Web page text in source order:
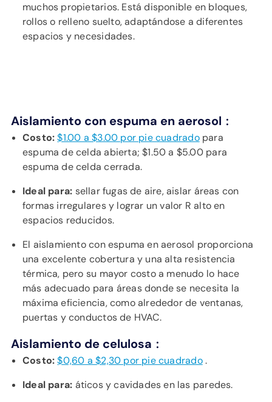
muchos propietarios. Está disponible en bloques,
rollos o relleno suelto, adaptándose a diferentes
espacios y necesidades.
Aislamiento con espuma en aerosol :
Costo: $1.00 a $3.00 por pie cuadradopara
espuma de celda abierta; $1.50 a $5.00 para
espuma de celda cerrada.
Ideal para: sellar fugas de aire, aislar áreas con
formas irregulares y lograr un valor R alto en
espacios reducidos.
El aislamiento con espuma en aerosol proporciona
una excelente cobertura y una alta resistencia
térmica, pero su mayor costo a menudo lo hace
más adecuado para áreas donde se necesita la
máxima eficiencia, como alrededor de ventanas,
puertas y conductos de HVAC.
Aislamiento de celulosa :
Costo: $0,60 a $2,30 por pie cuadrado.
Ideal para: áticos y cavidades en las paredes.